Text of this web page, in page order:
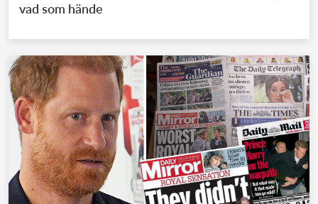
vad som hände